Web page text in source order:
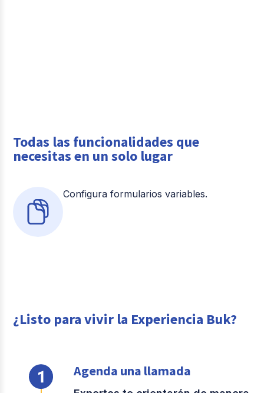
Todas las funcionalidades que
necesitas en un solo lugar
Configura formularios variables.
¿Listo para vivir la Experiencia Buk?
Agenda una llamada